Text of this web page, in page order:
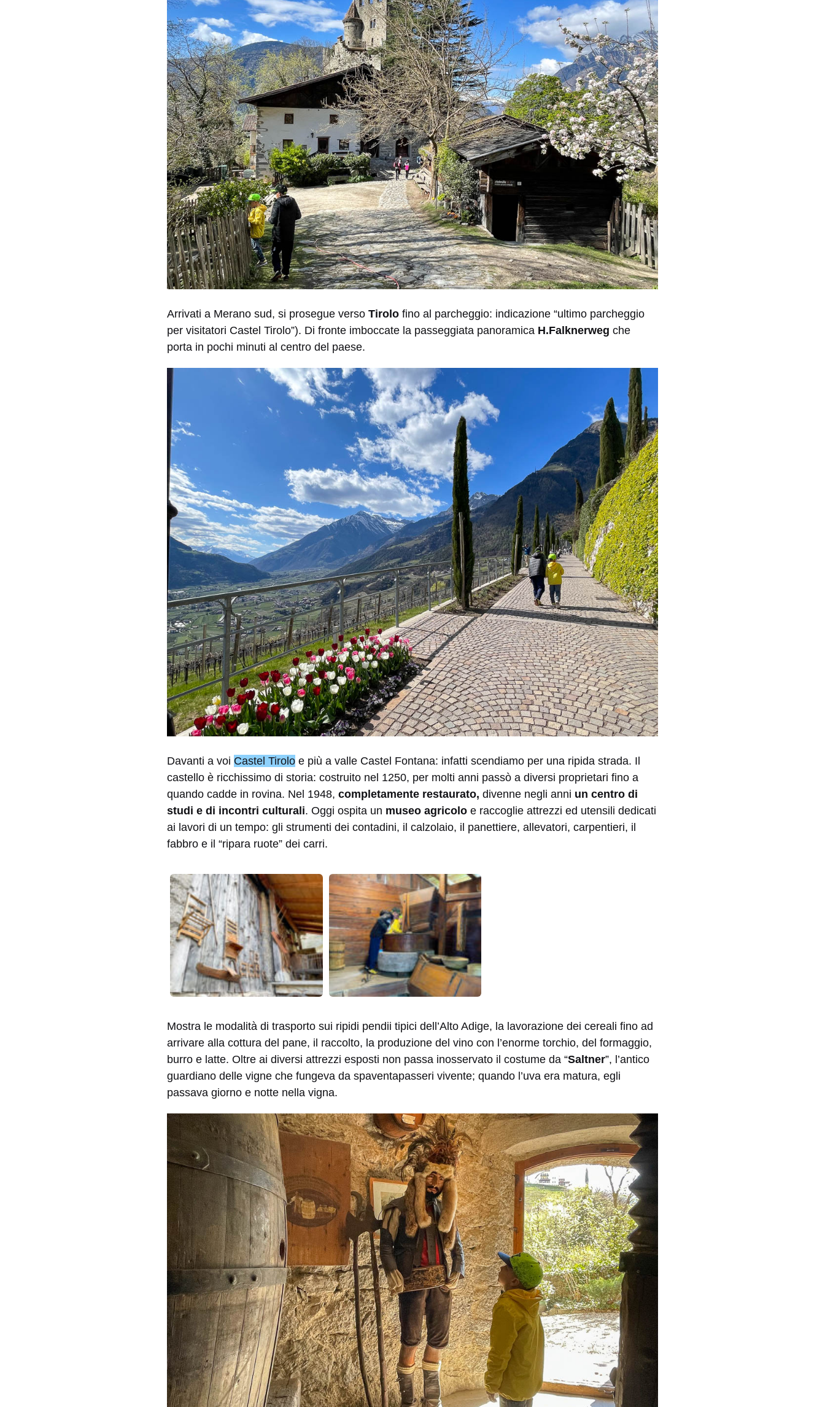
Arrivati a Merano sud, si prosegue verso Tirolo fino al parcheggio: indicazione “ultimo parcheggio
per visitatori Castel Tirolo”). Di fronte imboccate la passeggiata panoramica H.Falknerweg che
porta in pochi minuti al centro del paese.
Davanti a voi Castel Tirolo e più a valle Castel Fontana: infatti scendiamo per una ripida strada. Il
castello è ricchissimo di storia: costruito nel 1250, per molti anni passò a diversi proprietari fino a
quando cadde in rovina. Nel 1948, completamente restaurato, divenne negli anni un centro di
studi e di incontri culturali. Oggi ospita un museo agricolo e raccoglie attrezzi ed utensili dedicati
ai lavori di un tempo: gli strumenti dei contadini, il calzolaio, il panettiere, allevatori, carpentieri, il
fabbro e il “ripara ruote” dei carri.
Mostra le modalità di trasporto sui ripidi pendii tipici dell’Alto Adige, la lavorazione dei cereali fino ad
arrivare alla cottura del pane, il raccolto, la produzione del vino con l’enorme torchio, del formaggio,
burro e latte. Oltre ai diversi attrezzi esposti non passa inosservato il costume da “Saltner”, l’antico
guardiano delle vigne che fungeva da spaventapasseri vivente; quando l’uva era matura, egli
passava giorno e notte nella vigna.